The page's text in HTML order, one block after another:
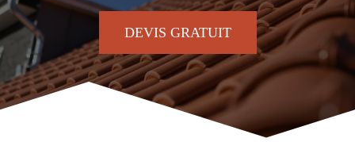
DEVIS GRATUIT